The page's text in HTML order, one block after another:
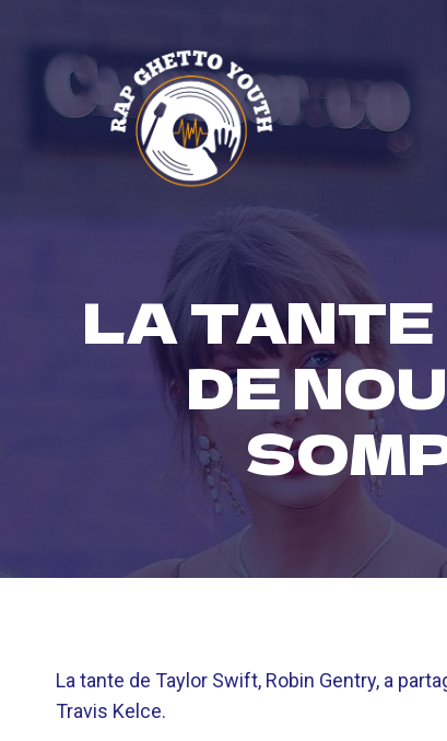
content
LA
DE
La tante de Taylor Swift, Robin Gentry, a
Travis Kelce.